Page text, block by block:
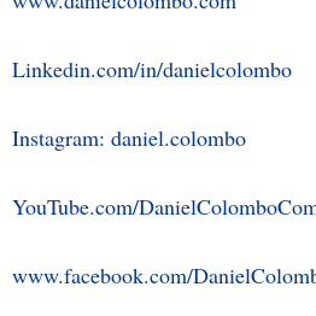
Linkedin.com/in/danielcolombo
Instagram: daniel.colombo
YouTube.com/
www.facebook.com/